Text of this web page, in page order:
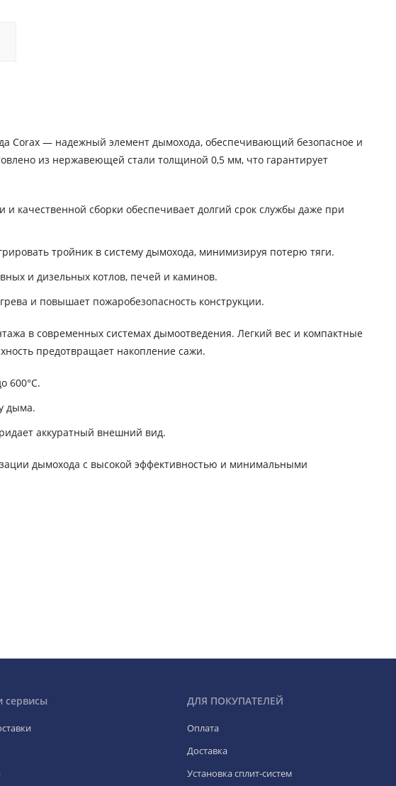
Corax — надежный элемент дымохода, обеспечивающий безопасное и
из нержавеющей стали толщиной 0,5 мм, что гарантирует
качественной сборки обеспечивает долгий срок службы даже при
тройник в систему дымохода, минимизируя потерю тяги.
и дизельных котлов, печей и каминов.
и повышает пожаробезопасность конструкции.
в современных системах дымоотведения. Легкий вес и компактные
предотвращает накопление сажи.
600°C.
дыма.
аккуратный внешний вид.
дымохода с высокой эффективностью и минимальными
сервисы ДЛЯ ПОКУПАТЕЛЕЙ
Оплата
Доставка
Установка сплит-систем